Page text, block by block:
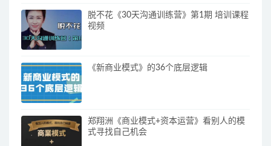
脱不花《30天沟通训练营》第1期 培训课程
视频
《新商业模式》的36个底层逻辑
郑翔洲《商业模式+资本运营》看别人的模
式寻找自己机会